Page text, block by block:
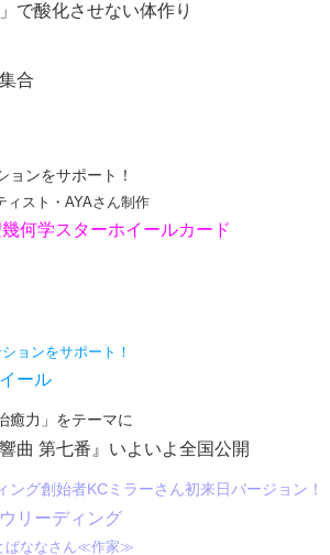
で酸化させない体作り
合
ョンをサポート！
ィスト・AYAさん制作
何学スターホイールカード
ョンをサポート！
ール
癒力」をテーマに
曲 第七番』いよいよ全国公開
ング創始者KCミラーさん初来日バージョン！
リーディング
ばななさん≪作家≫